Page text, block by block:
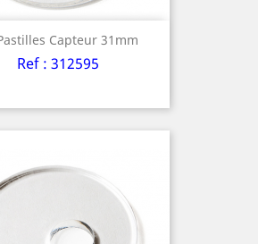
Capteur 31mm
Ref : 312595